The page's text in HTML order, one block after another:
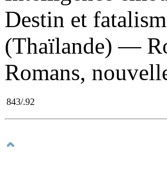
Destin et
(Thaïlande) —
Romans,
843/.92